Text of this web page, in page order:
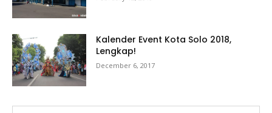
Kalender Event Kota Solo 2018,
Lengkap!
December 6, 2017